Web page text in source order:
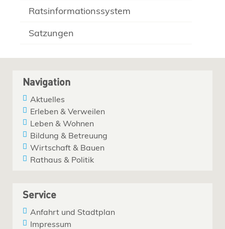
Ratsinformationssystem
Satzungen
Navigation
Aktuelles
Erleben & Verweilen
Leben & Wohnen
Bildung & Betreuung
Wirtschaft & Bauen
Rathaus & Politik
Service
Anfahrt und Stadtplan
Impressum